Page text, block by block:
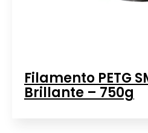
Filamento PETG
Brillante – 750g